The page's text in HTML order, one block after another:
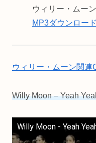
ウィリー・ムーン
MP3ダウンロード
ウィリー・ムーン関連
Willy Moon – Yeah
Willy Moon - Yeah